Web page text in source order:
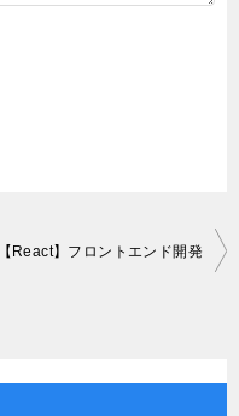
【React】フロントエンド開発